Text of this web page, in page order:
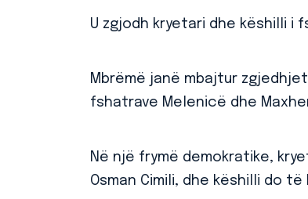
U zgjodh kryetari dhe këshilli i
Mbrëmë janë mbajtur
fshatrave Melenicë dhe
Në një frymë demokratike,
Osman Cimili, dhe këshilli do